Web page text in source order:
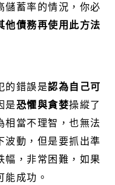
儲蓄率的情況，你必
他債務再使用此方法
的錯誤是認為自己可
是恐懼與貪婪操縱了
相當不理智，也無法
波動，但是要抓出準
幅，非常困難，如果
能成功。